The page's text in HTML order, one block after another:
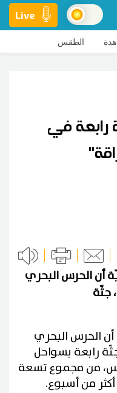
Live
الطقس
في
أن الحرس البحري
جثّة
الحرس البحري
رابعة بسواحل
من مجموع تسعة
من أسبوع.